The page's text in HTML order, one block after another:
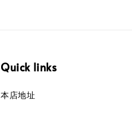
Quick links
本店地址